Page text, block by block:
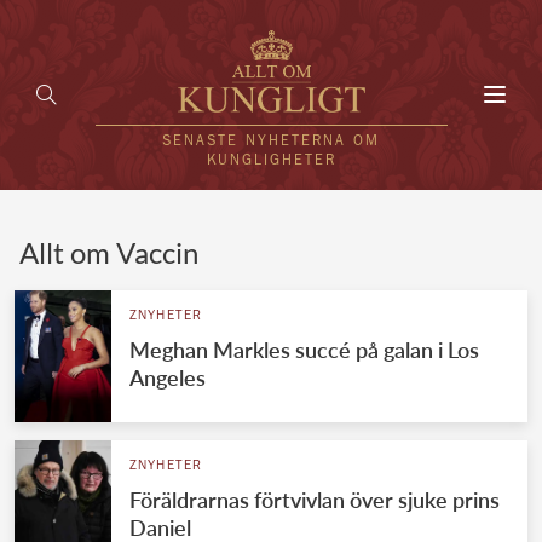
SENASTE NYHETERNA OM
KUNGLIGHETER
UTLÄNDSKT
VÄRLDENS KUNGAHUS
Svenska kungahuset
Allt om Vaccin
ZNYHETER
Meghan Markles succé på galan i Los
Angeles
ZNYHETER
Föräldrarnas förtvivlan över sjuke prins
Daniel